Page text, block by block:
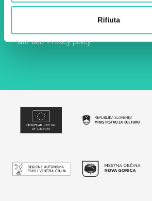
Rifiuta
l'archiviazione e la gestione dei dati su
sito web.Privacy policy